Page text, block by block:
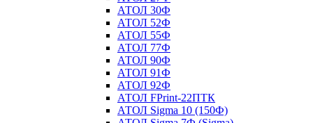
АТОЛ 30Ф
АТОЛ 52Ф
АТОЛ 55Ф
АТОЛ 77Ф
АТОЛ 90Ф
АТОЛ 91Ф
АТОЛ 92Ф
АТОЛ FPrint-22ПТК
АТОЛ Sigma 10 (150Ф)